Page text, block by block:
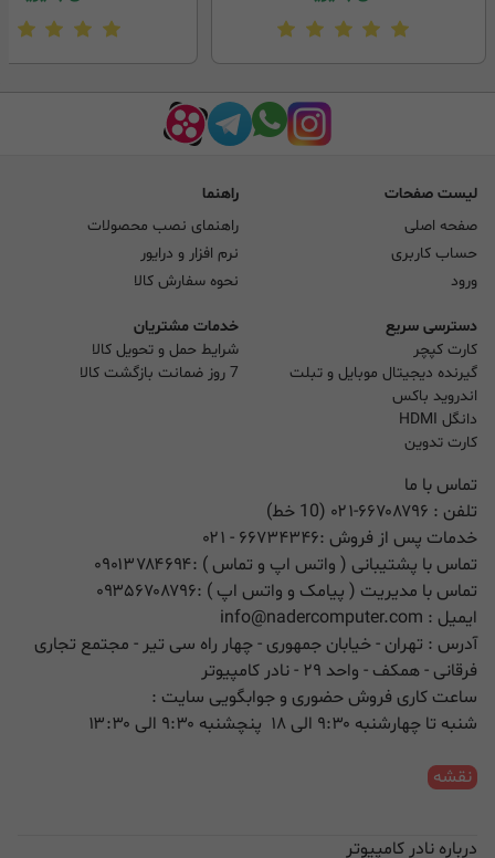
لیست صفحات
صفحه اصلی
حساب کاربری
ورود
راهنما
راهنمای نصب محصولات
نرم افزار و درایور
نحوه سفارش کالا
دسترسی سریع
کارت کپچر
گیرنده دیجیتال موبایل و تبلت
اندروید باکس
دانگل HDMI
کارت تدوین
خدمات مشتریان
شرایط حمل و تحویل کالا
7 روز ضمانت بازگشت کالا
تماس با ما
تلفن : ۰۲۱-۶۶۷۰۸۷۹۶ (10 خط)
خدمات پس از فروش :۶۶۷۳۴۳۴۶ - ۰۲۱
تماس با پشتیبانی ( واتس اپ و تماس ) :۰۹۰۱۳۷۸۴۶۹۴
تماس با مدیریت ( پیامک و واتس اپ ) :۰۹۳۵۶۷۰۸۷۹۶
ایمیل : info@nadercomputer.com
آدرس : تهران - خیابان جمهوری - چهار راه سی تیر - مجتمع تجاری
فرقانی - همکف - واحد ۲۹ - نادر کامپیوتر
ساعت کاری فروش حضوری و جوابگویی سایت :
شنبه تا چهارشنبه ۹:۳۰ الی ۱۸ پنچشنبه ۹:۳۰ الی ۱۳:۳۰
نقشه
درباره نادر کامپیوتر